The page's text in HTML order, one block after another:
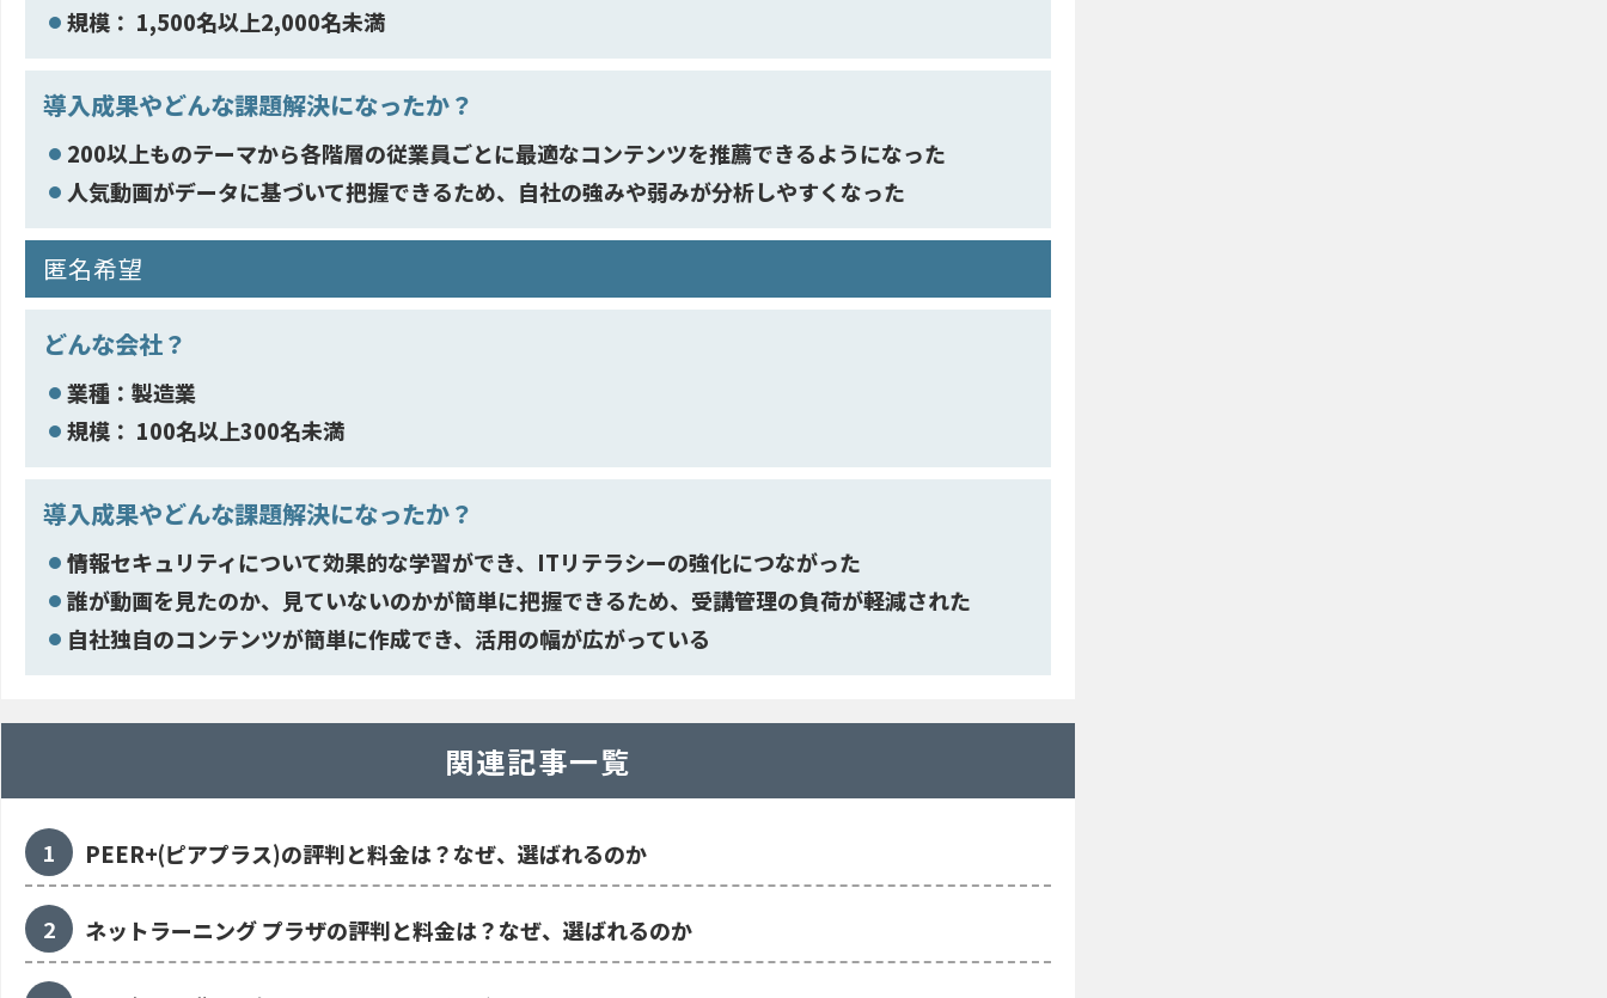
規模： 1,500名以上2,000名未満
導入成果やどんな課題解決になったか？
200以上ものテーマから各階層の従業員ごとに最適なコンテンツを推薦できるようになった
人気動画がデータに基づいて把握できるため、自社の強みや弱みが分析しやすくなった
匿名希望
どんな会社？
業種：製造業
規模： 100名以上300名未満
導入成果やどんな課題解決になったか？
情報セキュリティについて効果的な学習ができ、ITリテラシーの強化につながった
誰が動画を見たのか、見ていないのかが簡単に把握できるため、受講管理の負荷が軽減された
自社独自のコンテンツが簡単に作成でき、活用の幅が広がっている
関連記事一覧
PEER+(ピアプラス)の評判と料金は？なぜ、選ばれるのか
ネットラーニング プラザの評判と料金は？なぜ、選ばれるのか